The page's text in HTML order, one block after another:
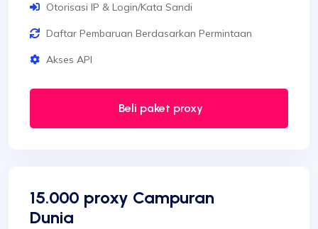
Otorisasi IP & Login/Kata Sandi
Daftar Pembaruan Berdasarkan Permintaan
Akses API
Beli paket proxy
15.000 proxy Campuran
Dunia